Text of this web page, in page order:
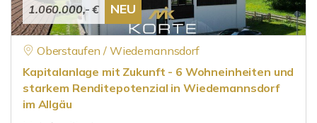
1.060.000,- € NEU
Oberstaufen / Wiedemannsdorf
Kapitalanlage mit Zukunft - 6 Wohneinheiten und
starkem Renditepotenzial in Wiedemannsdorf
im Allgäu